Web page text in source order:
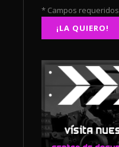
* Campos requeridos